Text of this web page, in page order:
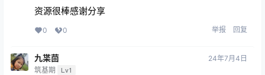
资源很棒感谢分享
0 0 举报 回复
九枼茴
筑基期 Lv1
24年7月4日